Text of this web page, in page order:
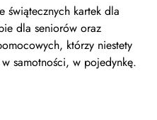
świątecznych kartek dla
dla seniorów oraz
którzy niestety
samotności, w pojedynkę.